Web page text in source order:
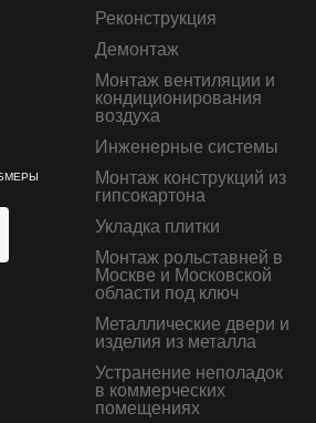
Реконструкция
Демонтаж
Монтаж вентиляции и
кондиционирования
воздуха
Инженерные системы
Монтаж конструкций из
гипсокартона
Укладка плитки
Монтаж рольставней в
Москве и Московской
области под ключ
Металлические двери и
изделия из металла
Устранение неполадок
в коммерческих
помещениях